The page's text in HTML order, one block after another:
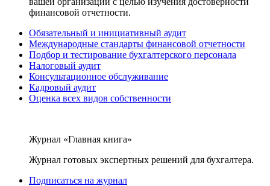
финансовой отчетности.
Обязательный и инициативный аудит
Международные стандарты финансовой отчетности
Подбор и тестирование бухгалтерского персонала
Налоговый аудит
Консультационное обслуживание
Кадровый аудит
Оценка всех видов собственности
Журнал «Главная книга»
Журнал готовых экспертных решений для бухгалтера.
Подписаться на журнал